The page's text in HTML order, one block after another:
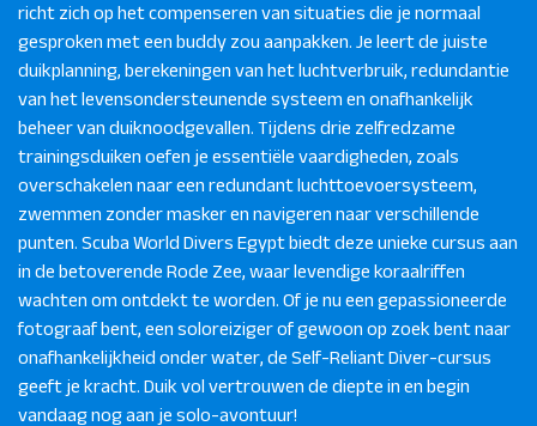
richt zich op het compenseren van situaties die je normaal
gesproken met een buddy zou aanpakken. Je leert de juiste
duikplanning, berekeningen van het luchtverbruik, redundantie
van het levensondersteunende systeem en onafhankelijk
beheer van duiknoodgevallen. Tijdens drie zelfredzame
trainingsduiken oefen je essentiële vaardigheden, zoals
overschakelen naar een redundant luchttoevoersysteem,
zwemmen zonder masker en navigeren naar verschillende
punten. Scuba World Divers Egypt biedt deze unieke cursus aan
in de betoverende Rode Zee, waar levendige koraalriffen
wachten om ontdekt te worden. Of je nu een gepassioneerde
fotograaf bent, een soloreiziger of gewoon op zoek bent naar
onafhankelijkheid onder water, de Self-Reliant Diver-cursus
geeft je kracht. Duik vol vertrouwen de diepte in en begin
vandaag nog aan je solo-avontuur!